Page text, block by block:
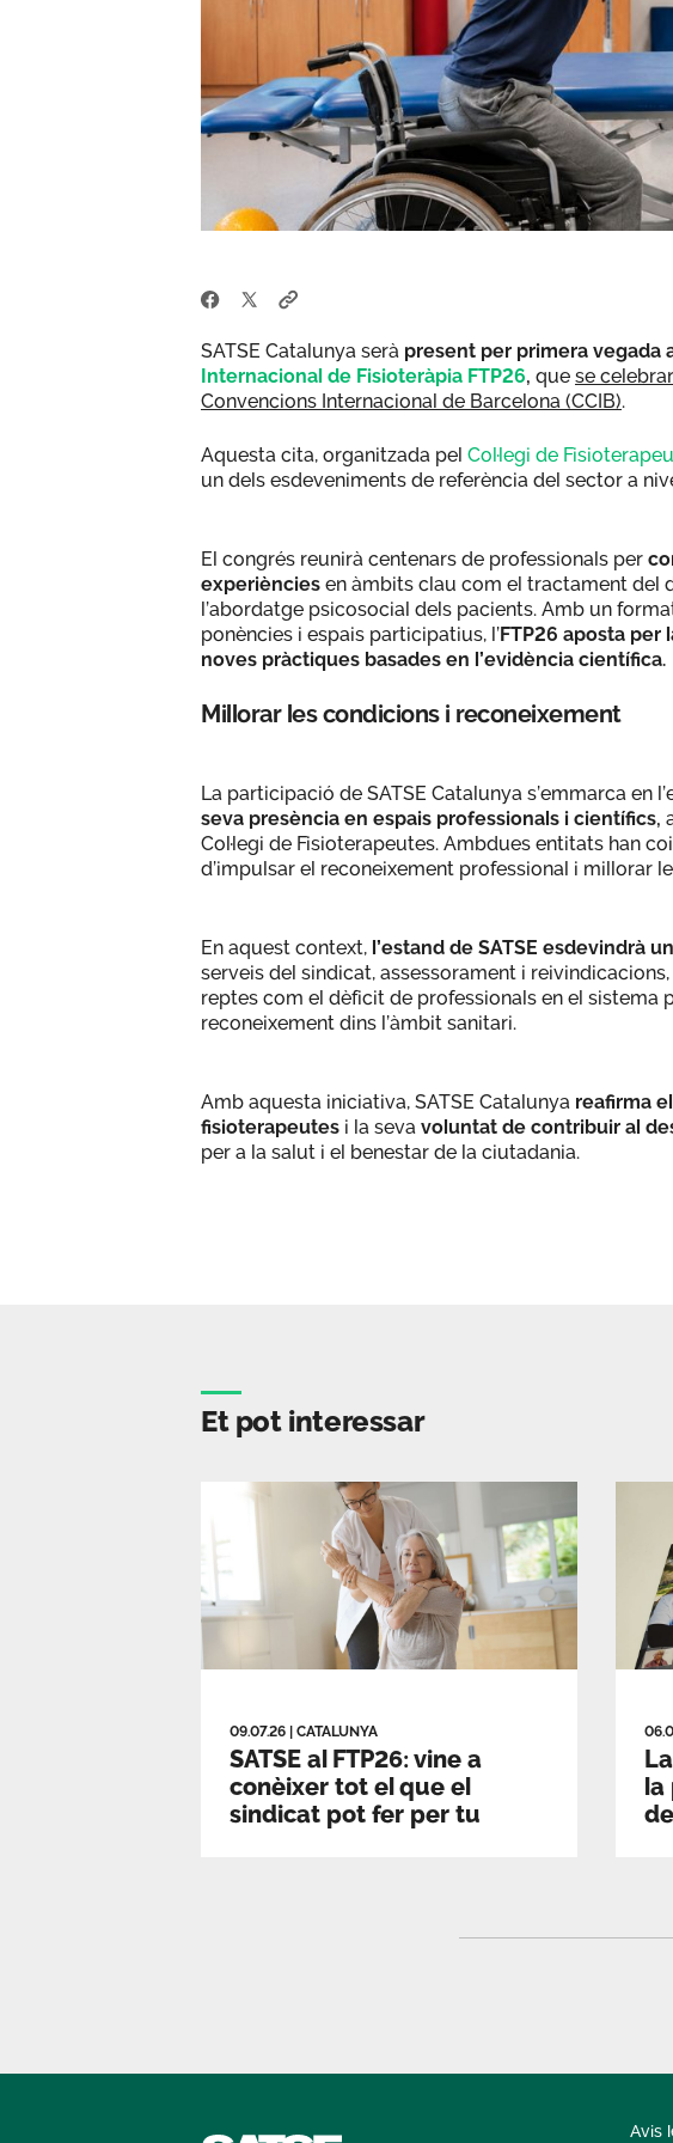
SATSE Catalunya serà present per primera vegada
Internacional de Fisioteràpia FTP26, que se
Convencions Internacional de Barcelona (CCIB).
Aquesta cita, organitzada pel Col·legi de
un dels esdeveniments de referència del sector a
El congrés reunirà centenars de professionals per
experiències en àmbits clau com el tractament del
l’abordatge psicosocial dels pacients. Amb un
ponències i espais participatius, l’FTP26 aposta
noves pràctiques basades en l’evidència científica.
Millorar les condicions i reconeixement
La participació de SATSE Catalunya s’emmarca en
seva presència en espais professionals i científics,
Col·legi de Fisioterapeutes. Ambdues entitats han
d’impulsar el reconeixement professional i millorar
En aquest context, l’estand de SATSE esdevindrà
serveis del sindicat, assessorament i
reptes com el dèficit de professionals en el sistema
reconeixement dins l’àmbit sanitari.
Amb aquesta iniciativa, SATSE Catalunya reafirma
fisioterapeutes i la seva voluntat de contribuir al
per a la salut i el benestar de la ciutadania.
Et pot interessar
09.07.26 CATALUNYA
SATSE al FTP26: vine a
conèixer tot el que el
sindicat pot fer per tu
la
Avis